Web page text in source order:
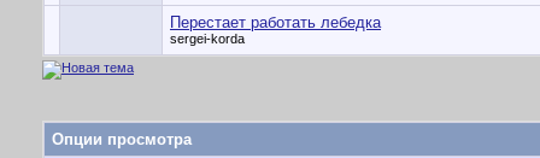
Перестает работать лебедка
sergei-korda
Опции просмотра